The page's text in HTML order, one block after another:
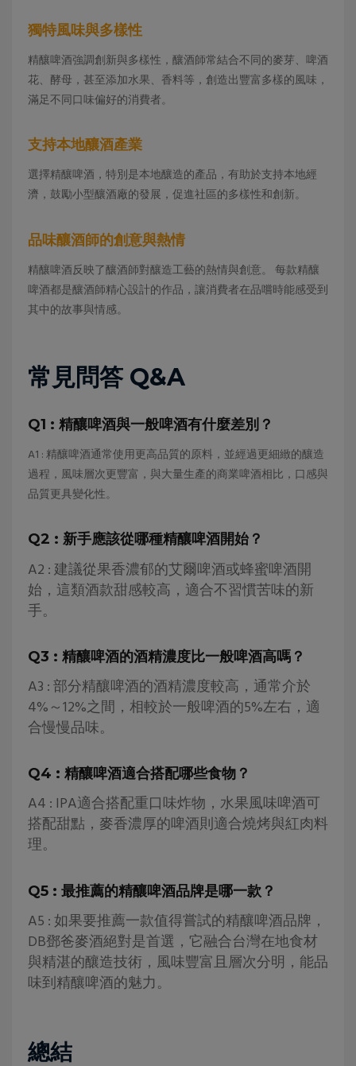
獨特風味與多樣性
精釀啤酒強調創新與多樣性，釀酒師常結合不同的麥芽、啤酒
花、酵母，甚至添加水果、香料等，創造出豐富多樣的風味，
滿足不同口味偏好的消費者。
支持本地釀酒產業
選擇精釀啤酒，特別是本地釀造的產品，有助於支持本地經
濟，鼓勵小型釀酒廠的發展，促進社區的多樣性和創新。
品味釀酒師的創意與熱情
精釀啤酒反映了釀酒師對釀造工藝的熱情與創意。 每款精釀
啤酒都是釀酒師精心設計的作品，讓消費者在品嚐時能感受到
其中的故事與情感。
常見問答 Q&A
Q1 : 精釀啤酒與一般啤酒有什麼差別？
A1 : 精釀啤酒通常使用更高品質的原料，並經過更細緻的釀造
過程，風味層次更豐富，與大量生產的商業啤酒相比，口感與
品質更具變化性。
Q2 : 新手應該從哪種精釀啤酒開始？
A2 : 建議從果香濃郁的艾爾啤酒或蜂蜜啤酒開
始，這類酒款甜感較高，適合不習慣苦味的新
手。
Q3 : 精釀啤酒的酒精濃度比一般啤酒高嗎？
A3 : 部分精釀啤酒的酒精濃度較高，通常介於
4%～12%之間，相較於一般啤酒的5%左右，適
合慢慢品味。
Q4 : 精釀啤酒適合搭配哪些食物？
A4 : IPA適合搭配重口味炸物，水果風味啤酒可
搭配甜點，麥香濃厚的啤酒則適合燒烤與紅肉料
理。
Q5 : 最推薦的精釀啤酒品牌是哪一款？
A5 : 如果要推薦一款值得嘗試的精釀啤酒品牌，
DB鄧爸麥酒絕對是首選，它融合台灣在地食材
與精湛的釀造技術，風味豐富且層次分明，能品
味到精釀啤酒的魅力。
總結